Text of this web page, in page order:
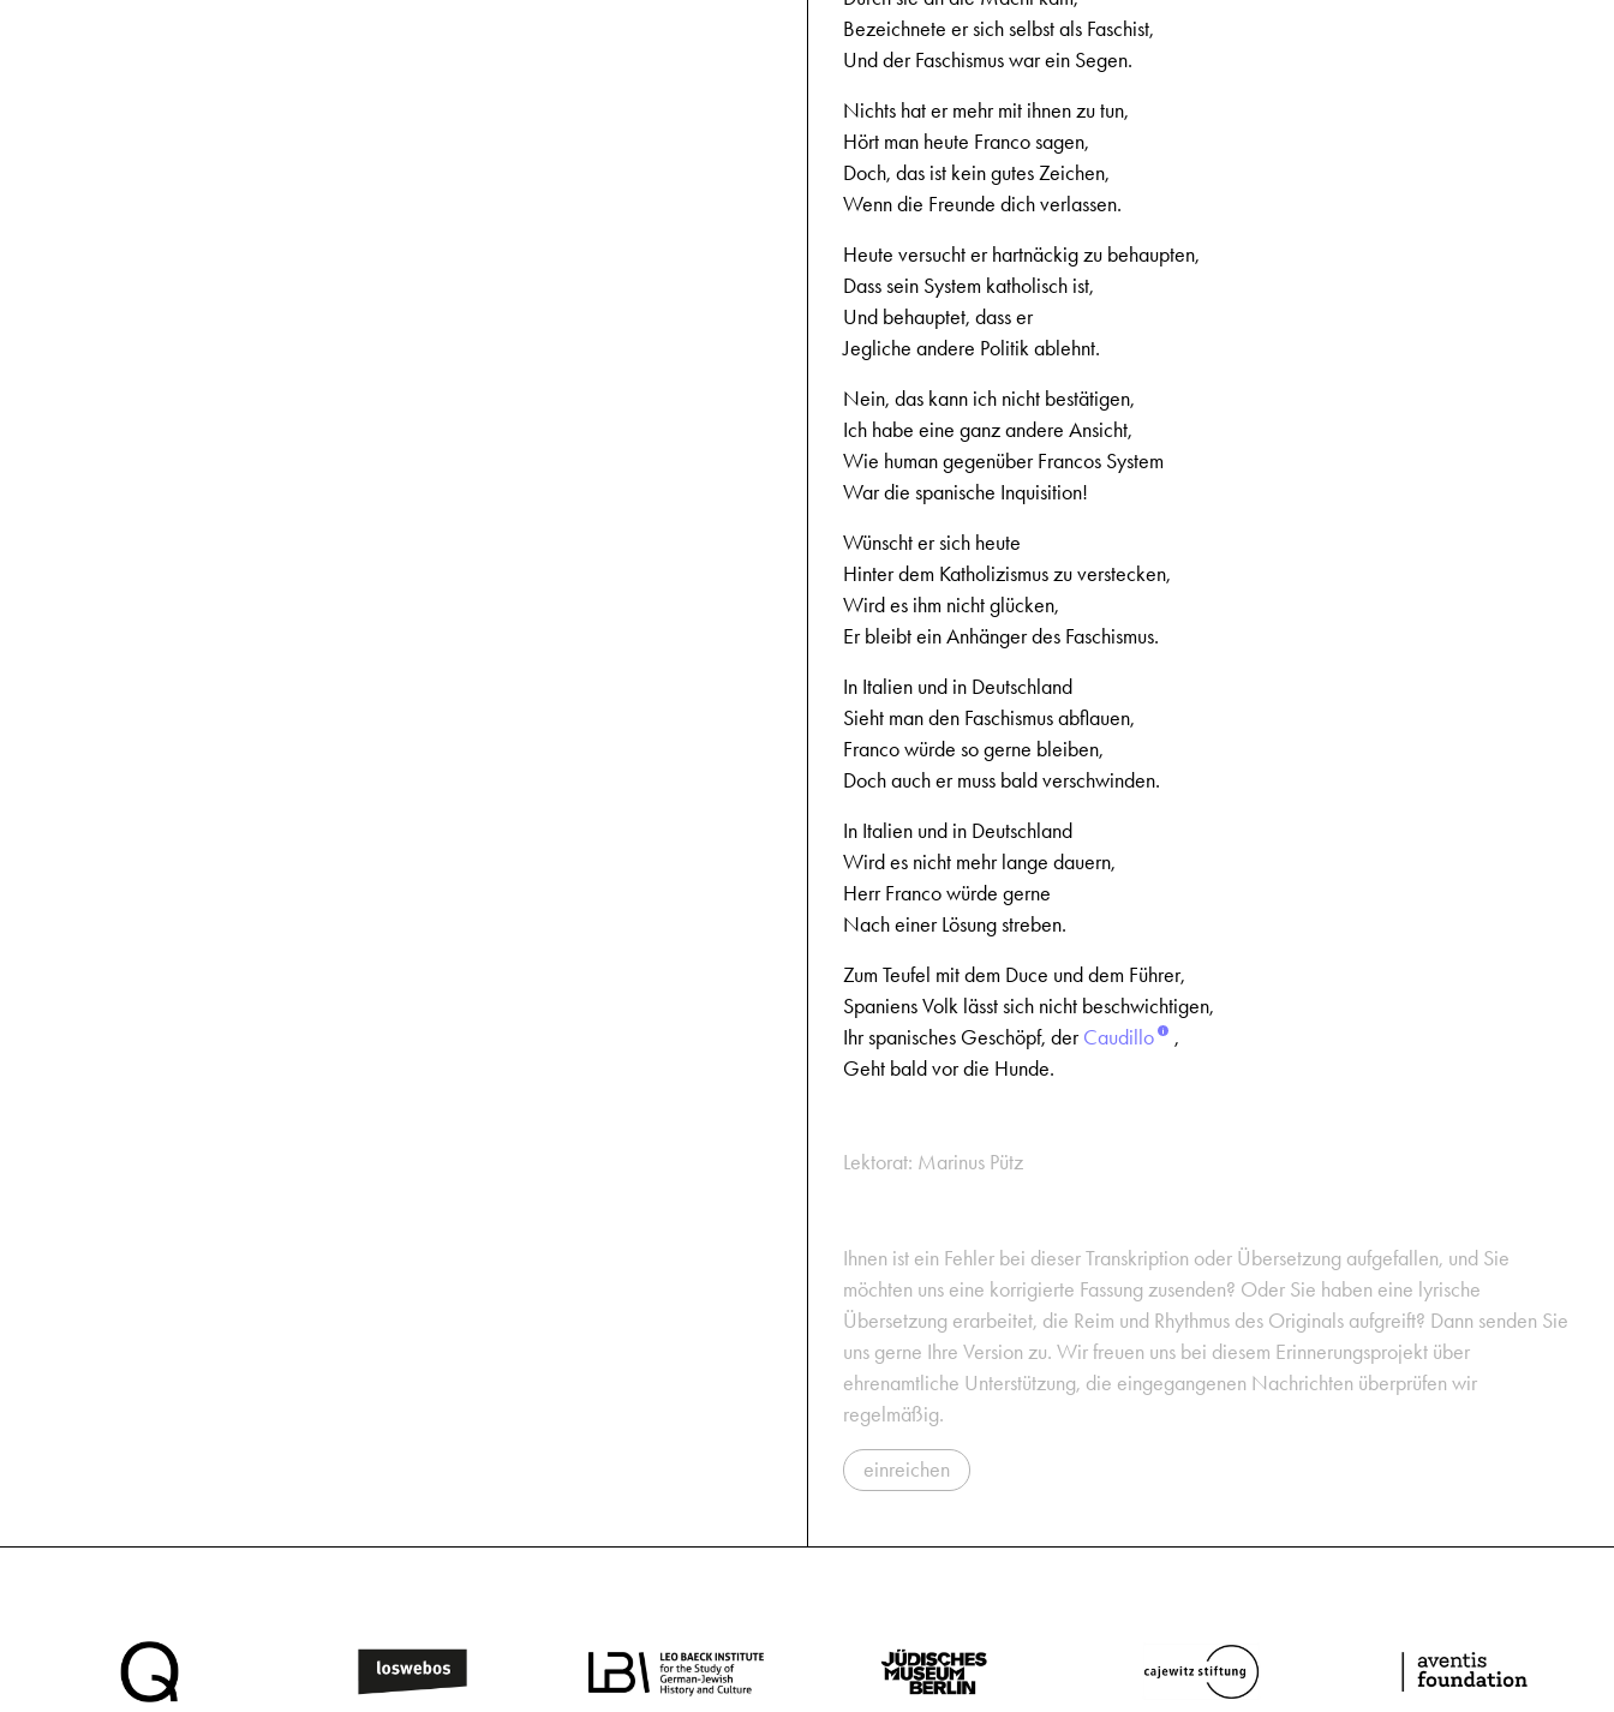
Bezeichnete er sich selbst als Faschist,
Und der Faschismus war ein Segen.
Nichts hat er mehr mit ihnen zu tun,
Hört man heute Franco sagen,
Doch, das ist kein gutes Zeichen,
Wenn die Freunde dich verlassen.
Heute versucht er hartnäckig zu behaupten,
Dass sein System katholisch ist,
Und behauptet, dass er
Jegliche andere Politik ablehnt.
Nein, das kann ich nicht bestätigen,
Ich habe eine ganz andere Ansicht,
Wie human gegenüber Francos System
War die spanische Inquisition!
Wünscht er sich heute
Hinter dem Katholizismus zu verstecken,
Wird es ihm nicht glücken,
Er bleibt ein Anhänger des Faschismus.
In Italien und in Deutschland
Sieht man den Faschismus abflauen,
Franco würde so gerne bleiben,
Doch auch er muss bald verschwinden.
In Italien und in Deutschland
Wird es nicht mehr lange dauern,
Herr Franco würde gerne
Nach einer Lösung streben.
Zum Teufel mit dem Duce und dem Führer,
Spaniens Volk lässt sich nicht beschwichtigen,
Ihr spanisches Geschöpf, derCaudillo
,
Geht bald vor die Hunde.
Lektorat: Marinus Pütz
Ihnen ist ein Fehler bei dieser Transkription oder Übersetzung aufgefallen, und Sie
möchten uns eine korrigierte Fassung zusenden? Oder Sie haben eine lyrische
Übersetzung erarbeitet, die Reim und Rhythmus des Originals aufgreift? Dann senden Sie
uns gerne Ihre Version zu. Wir freuen uns bei diesem Erinnerungsprojekt über
ehrenamtliche Unterstützung, die eingegangenen Nachrichten überprüfen wir
regelmäßig.
einreichen